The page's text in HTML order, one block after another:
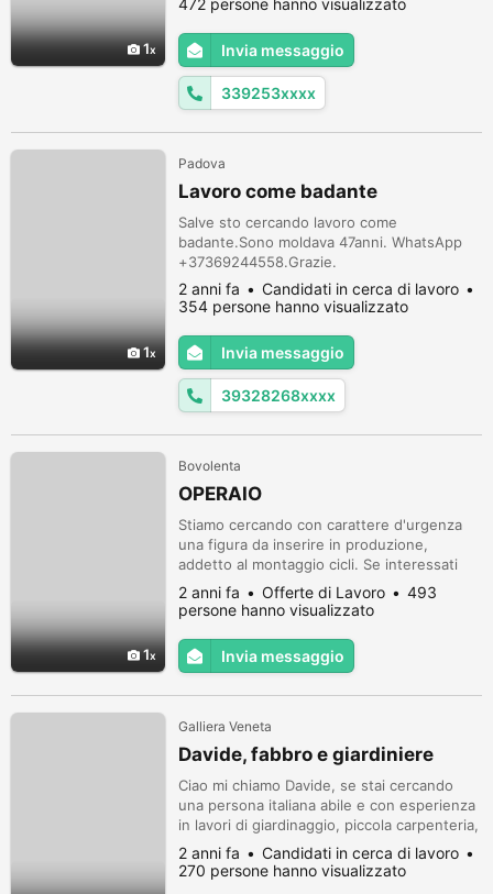
1
472 persone hanno visualizzato
Invia messaggio
339253xxxx
1
Padova
Lavoro come badante
Salve sto cercando lavoro come
badante.Sono moldava 47anni. WhatsApp
+37369244558.Grazie.
2 anni fa
Candidati in cerca di lavoro
354 persone hanno visualizzato
Invia messaggio
39328268xxxx
1
Bovolenta
OPERAIO
Stiamo cercando con carattere d'urgenza
una figura da inserire in produzione,
addetto al montaggio cicli. Se interessati
potete contarmi telefonicamente al
3407911996
2 anni fa Offerte di Lavoro
493
persone hanno visualizzato
Invia messaggio
Galliera Veneta
Davide, fabbro e giardiniere
Ciao mi chiamo Davide, se stai cercando
una persona italiana abile e con esperienza
in lavori di giardinaggio, piccola carpenteria,
riparazione e rimessa a nuovo di cancelli, e
di molti altri lavori ,chiamami ! Sopralluoghi
gratuiti per info 324/9828730 e costo molto
2 anni fa
Candidati in cerca di lavoro
270 persone hanno visualizzato